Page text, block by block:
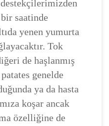
saatinde
yenen yumurta
Tok
de haşlanmış
genelde
ya da hasta
koşar ancak
özelliğine de